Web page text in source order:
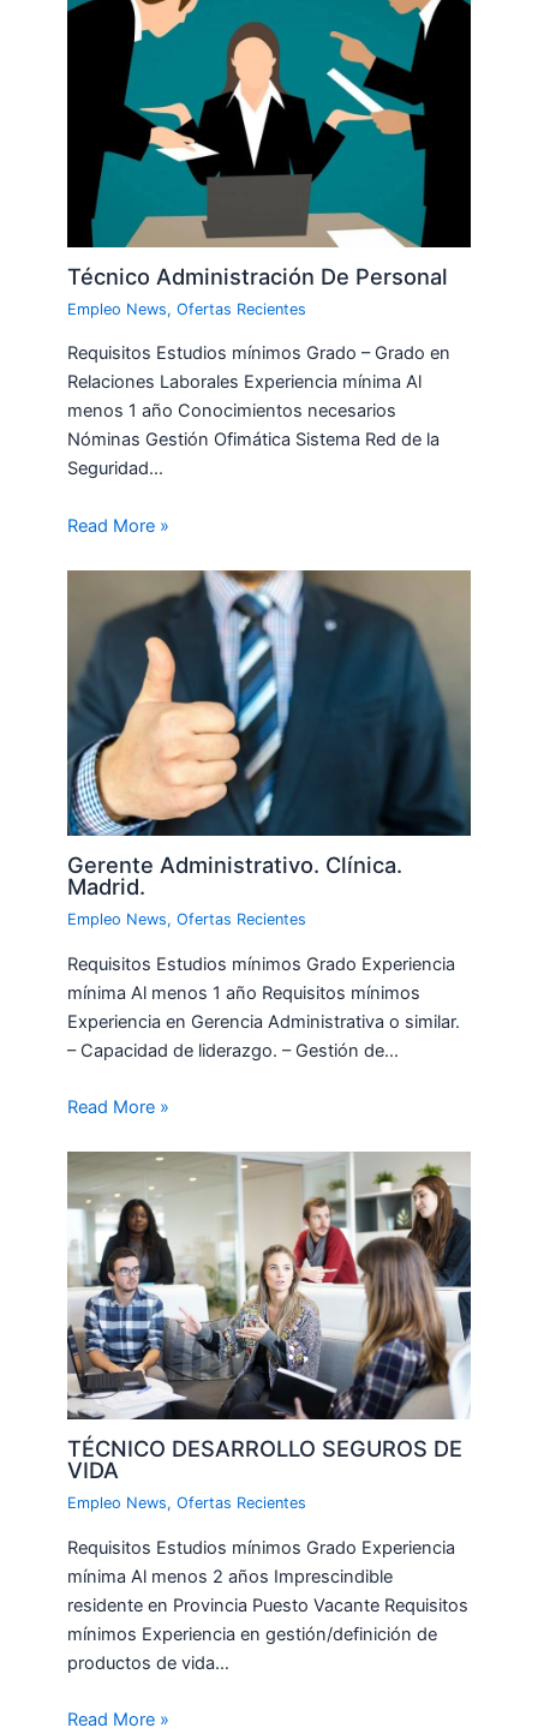
Técnico Administración De Personal
Empleo News,Ofertas Recientes
Requisitos Estudios mínimos Grado – Grado en
Relaciones Laborales Experiencia mínima Al
menos 1 año Conocimientos necesarios
Nóminas Gestión Ofimática Sistema Red de la
Seguridad…
Read More »
Gerente Administrativo. Clínica.
Madrid.
Empleo News,Ofertas Recientes
Requisitos Estudios mínimos Grado Experiencia
mínima Al menos 1 año Requisitos mínimos
Experiencia en Gerencia Administrativa o similar.
– Capacidad de liderazgo. – Gestión de…
Read More »
TÉCNICO DESARROLLO SEGUROS DE
VIDA
Empleo News,Ofertas Recientes
Requisitos Estudios mínimos Grado Experiencia
mínima Al menos 2 años Imprescindible
residente en Provincia Puesto Vacante Requisitos
mínimos Experiencia en gestión/definición de
productos de vida…
Read More »